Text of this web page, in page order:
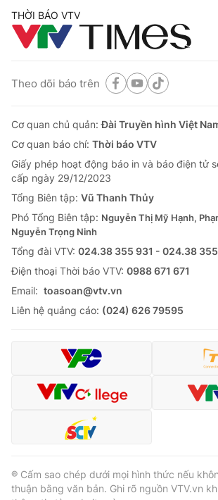
Phim VTV
Hậu trường
Giải sao mai
Giải trí
Điện ảnh
Âm nhạc
Du lịch
Làm đẹp
Chất lượng cuộc sống
Tuyển sinh
Học trực tuyến
Công nghệ
Hitech Công nghệ tương lai
Sản phẩm
Thị trường
Tư vấn
Giao lưu trực tuyến
Lịch phát sóng
Chuyên mục khác
Emagazine Podcast
Video Shorts
VTV Money
VTV Sức khoẻ Bất động
THỜI BÁO VTV
Theo dõi báo trên
Cơ quan chủ quản:Đài Truyền hình Việt
Cơ quan báo chí: Thời báo VTV
Giấy phép hoạt động báo in và báo điện tử
cấp ngày 29/12/2023
Tổng Biên tập: Vũ Thanh Thủy
Phó Tổng Biên tập: Nguyễn Thị Mỹ Hạnh,
Nguyễn Trọng Ninh
Tổng đài VTV: 024.38 355 931 - 024.38
Ðiện thoại Thời báo VTV: 0988 671 671
Email: toasoan@vtv.vn
Liên hệ quảng cáo: (024) 626 79595
® Cấm sao chép dưới mọi hình thức nếu
thuận bằng văn bản. Ghi rõ nguồn VTV.vn